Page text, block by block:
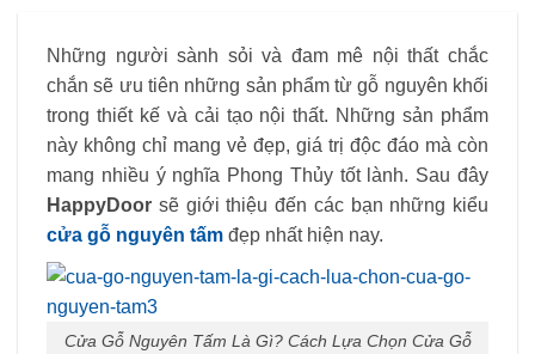
Những người sành sỏi và đam mê nội thất chắc
chắn sẽ ưu tiên những sản phẩm từ gỗ nguyên khối
trong thiết kế và cải tạo nội thất. Những sản phẩm
này không chỉ mang vẻ đẹp, giá trị độc đáo mà còn
mang nhiều ý nghĩa Phong Thủy tốt lành. Sau đây
HappyDoor sẽ giới thiệu đến các bạn những kiểu
cửa gỗ nguyên tấm đẹp nhất hiện nay.
Cửa Gỗ Nguyên Tấm Là Gì? Cách Lựa Chọn Cửa Gỗ